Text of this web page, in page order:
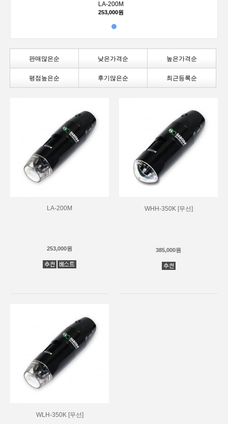
LA-200M
253,000원
판매많은순 낮은가격순 높은가격순
평점높은순 후기많은순 최근등록순
LA-200M
253,000원
WHH-350K [무선]
385,000원
WLH-350K [무선]